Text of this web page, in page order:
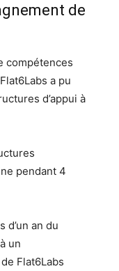
de
compétences
a pu
d’appui à
pendant 4
an du
un
Flat6Labs